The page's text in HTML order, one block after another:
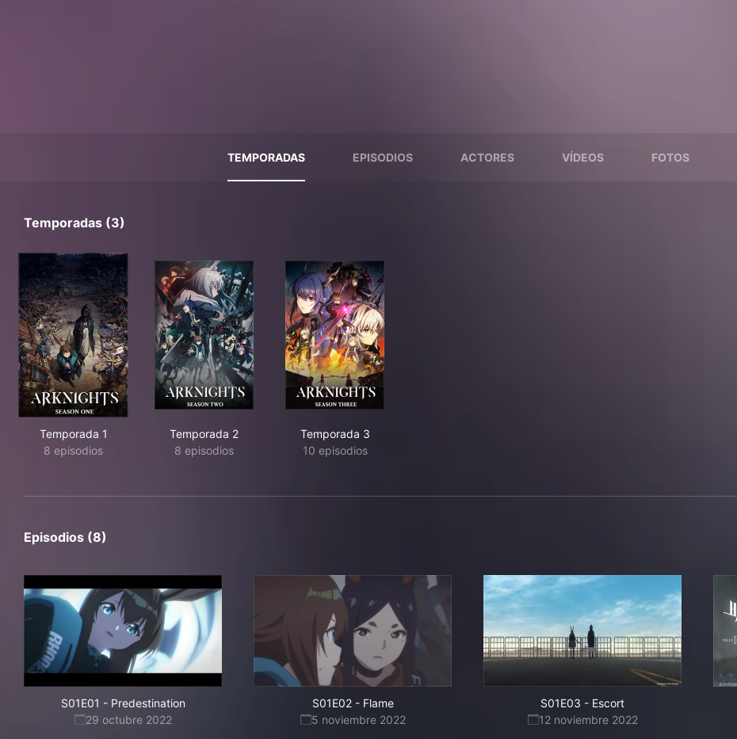
TEMPORADAS EPISODIOS ACTORES VÍDEOS FOTOS
Temporadas (3)
Temporada 1
8 episodios
Temporada 2
8 episodios
Temporada 3
10 episodios
Episodios (8)
S01E01 - Predestination
29 octubre 2022
S01E02- Flame
5 noviembre 2022
S01E03 - Escort
12 noviembre 2022